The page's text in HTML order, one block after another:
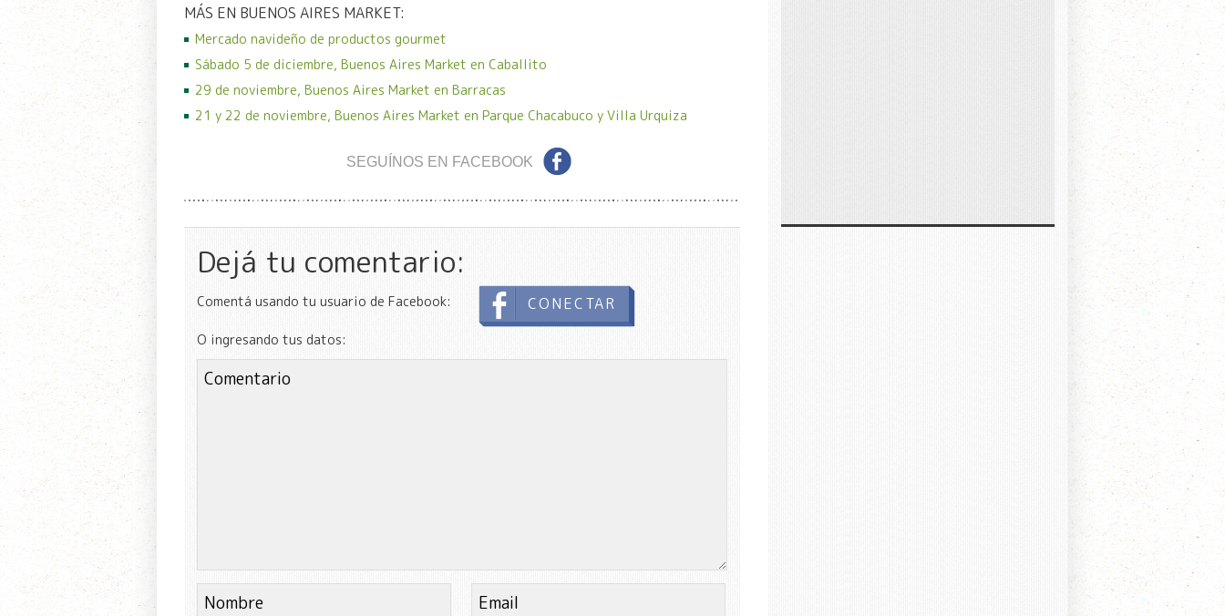
MÁS EN BUENOS AIRES MARKET:
Mercado navideño de productos gourmet
Sábado 5 de diciembre, Buenos Aires Market en Caballito
29 de noviembre, Buenos Aires Market en Barracas
21 y 22 de noviembre, Buenos Aires Market en Parque Chacabuco y Villa Urquiza
SEGUÍNOS EN FACEBOOK
Dejá tu comentario:
Comentá usando tu usuario de Facebook: CONECTAR
O ingresando tus datos: